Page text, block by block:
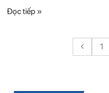
Đọc tiếp »
1